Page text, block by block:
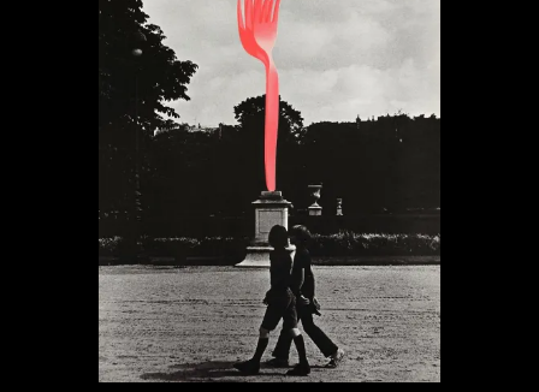
进一步筛选
关于M+藏品
探索世界顶级的二十及二十一世纪视觉
文化藏品。